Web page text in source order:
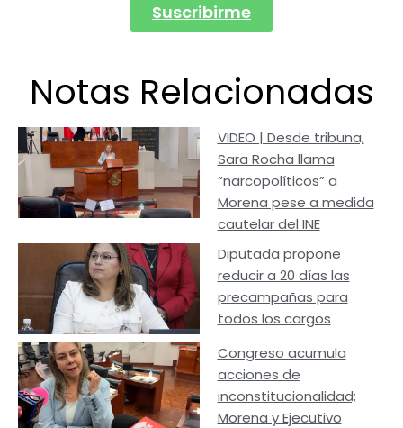
Suscribirme
Notas Relacionadas
VIDEO | Desde tribuna,
Sara Rocha llama
“narcopolíticos” a
Morena pese a medida
cautelar del INE
Diputada propone
reducir a 20 días las
precampañas para
todos los cargos
Congreso acumula
acciones de
inconstitucionalidad;
Morena y Ejecutivo